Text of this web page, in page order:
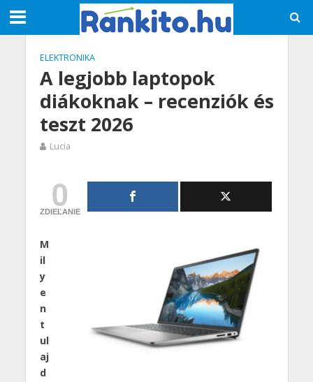
ELEKTRONIKA
A legjobb laptopok
diákoknak – recenziók és
teszt 2026
Lucia
0
ZDIEĽANIE
M
il
y
e
n
t
ul
aj
d